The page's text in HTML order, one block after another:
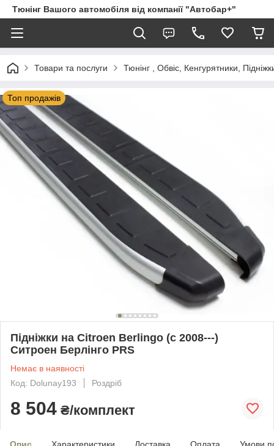
Тюнінг Вашого автомобіля від компанії "Автобар+"
Товари та послуги Тюнінг , Обвіс, Кенгурятники,
Топ продажів
Підніжки на Citroen Berlingo (c 2008---)
Ситроен Берлінго PRS
Немає в наявності
Код: Dolunay193
Роздріб
8 504 ₴/комплект
Опис Характеристики Доставка Оплата Умови